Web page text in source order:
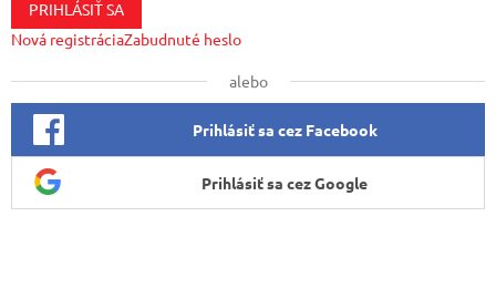
PRIHLÁSIŤ SA
Nová registráciaZabudnuté heslo
alebo
Prihlásiť sa cez Facebook
Prihlásiť sa cez Google